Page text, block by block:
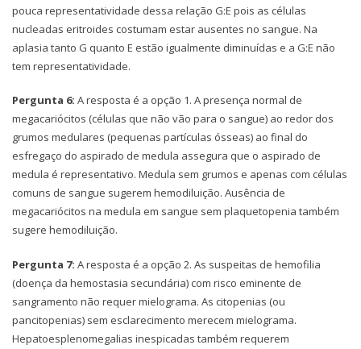
pouca representatividade dessa relação G:E pois as células
nucleadas eritroides costumam estar ausentes no sangue. Na
aplasia tanto G quanto E estão igualmente diminuídas e a G:E não
tem representatividade.
Pergunta 6: A resposta é a opção 1. A presença normal de
megacariócitos (células que não vão para o sangue) ao redor dos
grumos medulares (pequenas partículas ósseas) ao final do
esfregaço do aspirado de medula assegura que o aspirado de
medula é representativo. Medula sem grumos e apenas com células
comuns de sangue sugerem hemodiluição. Ausência de
megacariócitos na medula em sangue sem plaquetopenia também
sugere hemodiluição.
Pergunta 7: A resposta é a opção 2. As suspeitas de hemofilia
(doença da hemostasia secundária) com risco eminente de
sangramento não requer mielograma. As citopenias (ou
pancitopenias) sem esclarecimento merecem mielograma.
Hepatoesplenomegalias inespicadas também requerem